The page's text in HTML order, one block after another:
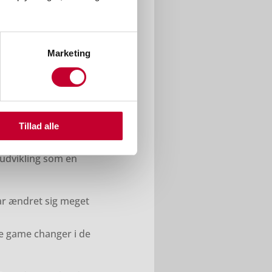
Marketing
Tillad alle
el. Jeg tror, det
mainstream.
ikke længere. Man
en elbil. Det er
så kan man jo
som en
ændret sig meget
changer i de